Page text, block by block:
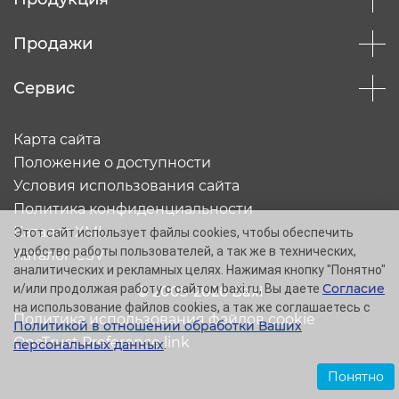
Продажи
Сервис
© 2005-2026 Baxi
Карта сайта
Положение о доступности
Условия использования сайта
Политика конфиденциальности
Каталог XML
Каталог CSV
Политика использования файлов cookie
OneTrust Preference link
Этот сайт использует файлы cookies, чтобы обеспечить
удобство работы пользователей, а так же в технических,
аналитических и рекламных целях. Нажимая кнопку "Понятно"
и/или продолжая работу с сайтом baxi.ru, Вы даете Согласие
на использование файлов cookies, а так же соглашаетесь с
Политикой в отношении обработки Ваших
персональных данных.
Понятно